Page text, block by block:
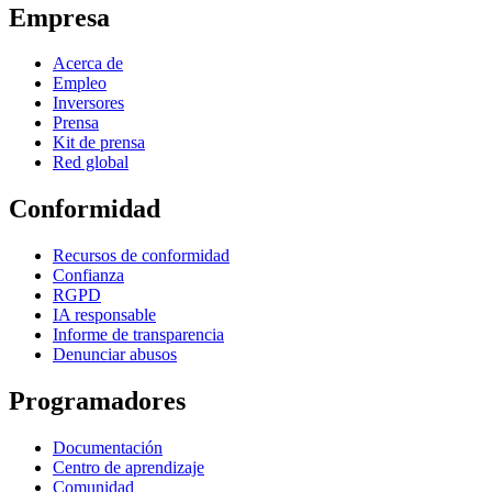
Empresa
Acerca de
Empleo
Inversores
Prensa
Kit de prensa
Red global
Conformidad
Recursos de conformidad
Confianza
RGPD
IA responsable
Informe de transparencia
Denunciar abusos
Programadores
Documentación
Centro de aprendizaje
Comunidad